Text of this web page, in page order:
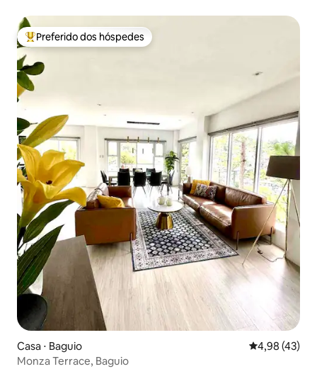
Entre os melhores preferidos dos hóspedes
Preferido dos hóspedes
Casa ⋅ Baguio 4,98 de uma
4,98 (43)
Monza Terrace, Baguio